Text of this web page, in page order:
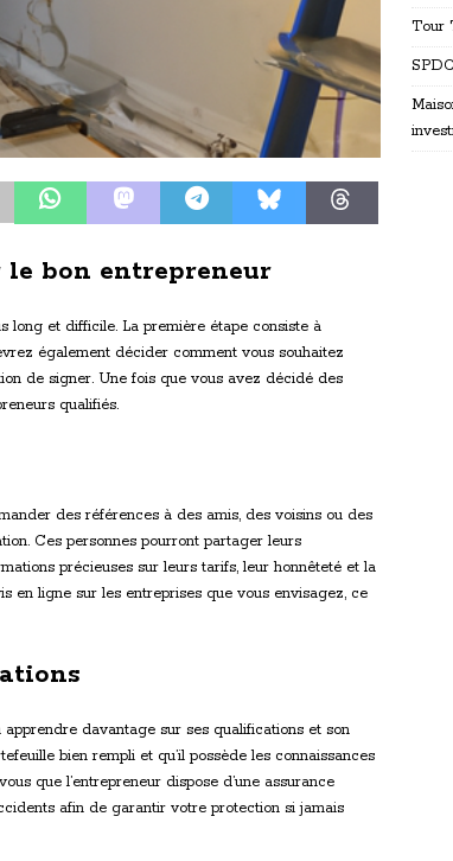
le bon entrepreneur
long et difficile. La première étape consiste à
également décider comment vous souhaitez
de signer. Une fois que vous avez décidé des
qualifiés.
des références à des amis, des voisins ou des
Ces personnes pourront partager leurs
précieuses sur leurs tarifs, leur honnêteté et la
en ligne sur les entreprises que vous envisagez, ce
davantage sur ses qualifications et son
bien rempli et qu’il possède les connaissances
que l’entrepreneur dispose d’une assurance
afin de garantir votre protection si jamais
Tour